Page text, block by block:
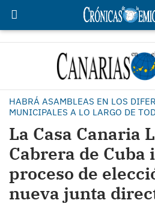
HABRÁ ASAMBLEAS EN LOS
MUNICIPALES A LO LARGO DE
La Casa Canaria
Cabrera de Cuba
proceso de
nueva junta